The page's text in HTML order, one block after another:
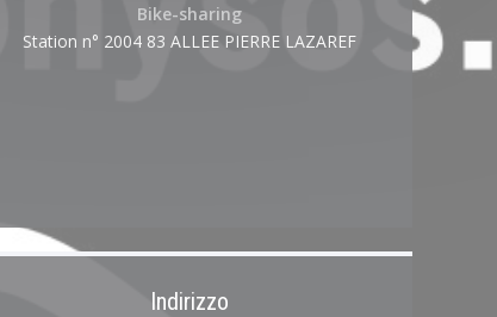
Bike-sharing
Station n° 2004 83 ALLEE PIERRE LAZAREF
Indirizzo